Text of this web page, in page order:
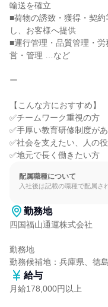
輸送を確立
■荷物の誘致・獲得・契
し、お客様へ提供
■運行管理・品質管理・
営・管理 …など
ー
【こんな方におすすめ】
✅チームワーク重視の方
✅手厚い教育研修制度が
✅社会を支えたい、人の
✅地元で長く働きたい方
配属職種について
入社後は記載の職種で配属さ
勤務地
四国福山通運株式会社
勤務地
勤務候補地：兵庫県、徳
給与
月給178,000円以上